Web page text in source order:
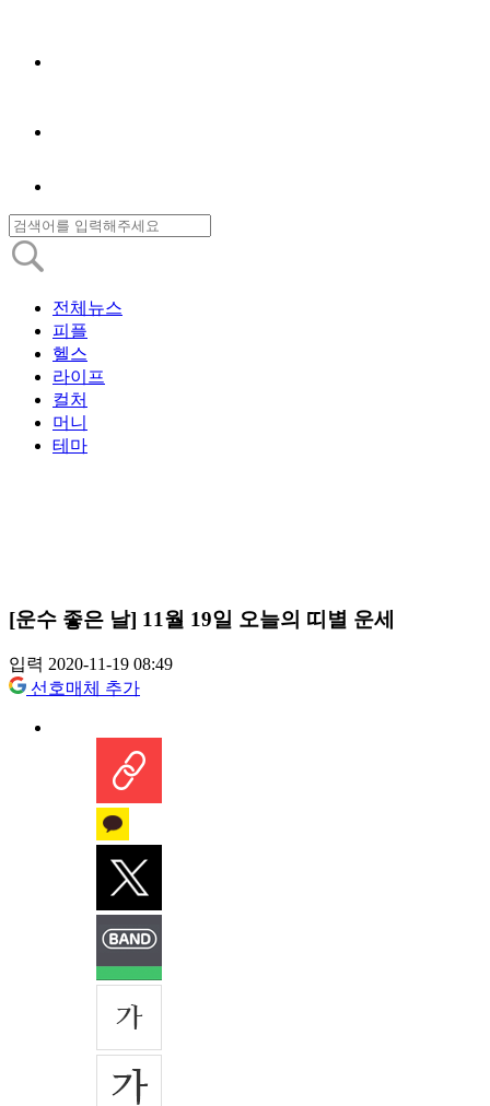
전체뉴스
피플
헬스
라이프
컬처
머니
테마
[운수 좋은 날] 11월 19일 오늘의 띠별 운세
입력 2020-11-19 08:49
선호매체 추가